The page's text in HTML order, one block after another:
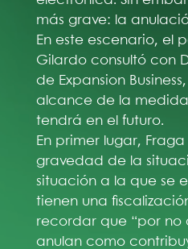
más grave: la
En este escenario, el
Gilardo consultó con
de Expansion
alcance de la
tendrá en el futuro.
En primer lugar,
gravedad de la
situación a la que se
tienen una
recordar que “por no
anulan como